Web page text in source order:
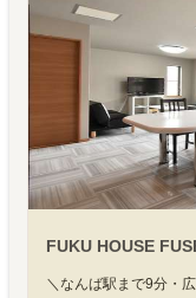
FUKU HOUSE
＼なんば駅まで9分・